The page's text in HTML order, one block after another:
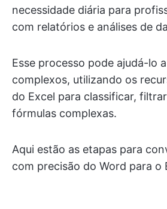
necessidade diária para
com relatórios e análises de
Esse processo pode ajudá-lo
complexos, utilizando os
do Excel para classificar,
fórmulas complexas.
Aqui estão as etapas para
com precisão do Word para o